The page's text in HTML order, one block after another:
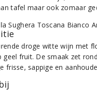
tafel maar ook zomaar
droge witte wijn met
geel fruit. De smaak zet
frisse, sappige en